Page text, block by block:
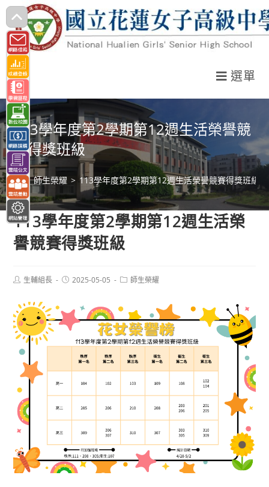
跳
轉
至
主
要
內
容
選單
113學年度第2學期第12週生活榮譽競
賽得獎班級
> 師生榮耀 > 113學年度第2學期第12週生活榮譽競賽得獎班級
113學年度第2學期第12週生活榮
譽競賽得獎班級
Post生輔組長
Post2025-05-05
Post師生榮耀